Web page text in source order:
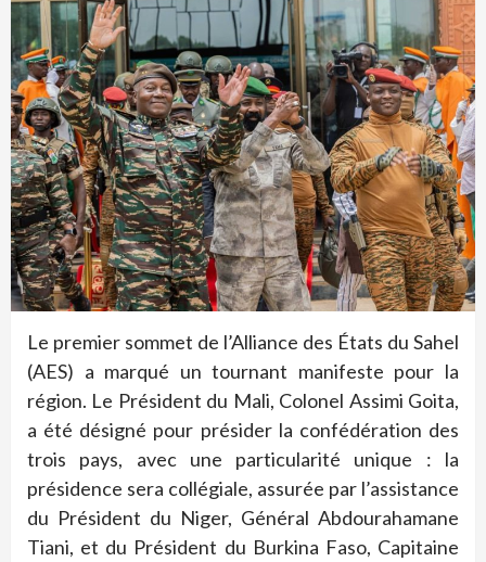
Le premier sommet de l’Alliance des États du Sahel
(AES) a marqué un tournant manifeste pour la
région. Le Président du Mali, Colonel Assimi Goita,
a été désigné pour présider la confédération des
trois pays, avec une particularité unique : la
présidence sera collégiale, assurée par l’assistance
du Président du Niger, Général Abdourahamane
Tiani, et du Président du Burkina Faso, Capitaine